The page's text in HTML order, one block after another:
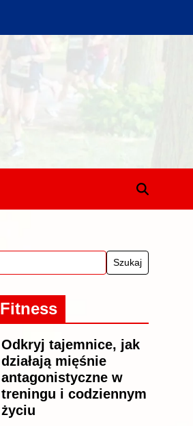
Fitness
Odkryj tajemnice, jak
działają mięśnie
antagonistyczne w
treningu i codziennym
życiu